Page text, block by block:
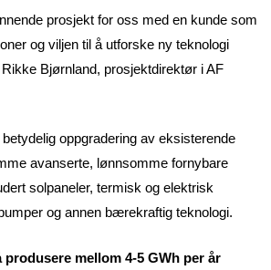
prosjekt for oss med en kunde som
og viljen til å utforske ny teknologi
Bjørnland, prosjektdirektør i AF
oppgradering av eksisterende
avanserte, lønnsomme fornybare
solpaneler, termisk og elektrisk
og annen bærekraftig teknologi.
produsere mellom 4-5 GWh per år